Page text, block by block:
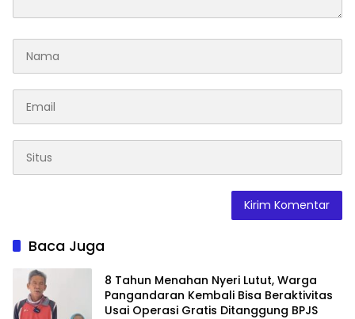
Baca Juga
8 Tahun Menahan Nyeri Lutut, Warga
Pangandaran Kembali Bisa Beraktivitas
Usai Operasi Gratis Ditanggung BPJS